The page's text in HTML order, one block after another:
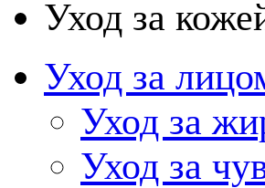
Уход за
Уход за
Уход за
Уход за